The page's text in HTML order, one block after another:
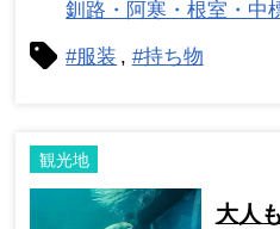
釧路・阿寒・根室・中
#服装 #持ち物
観光地
大人